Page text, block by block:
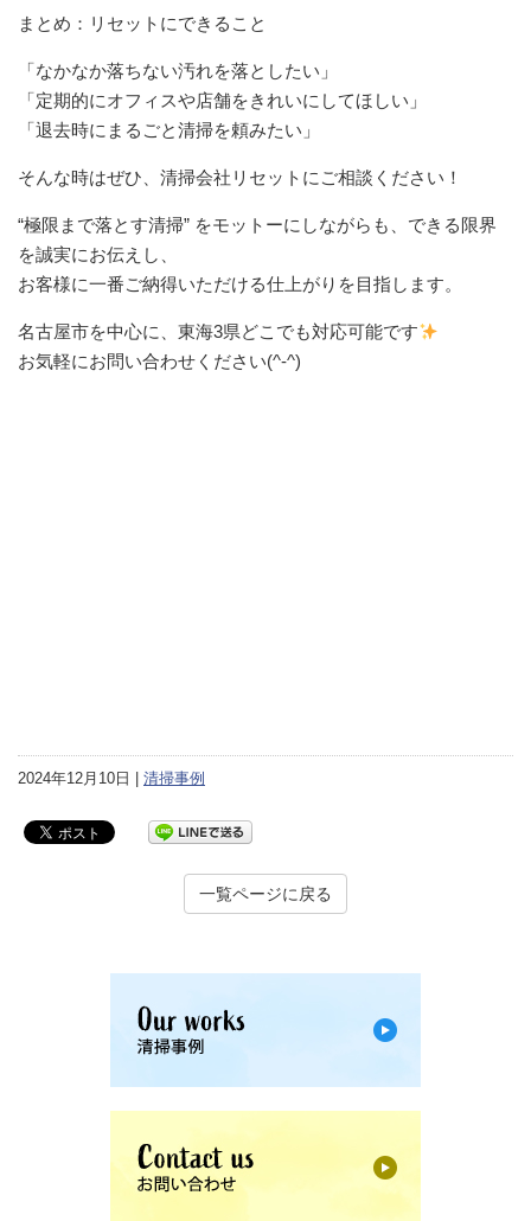
まとめ：リセットにできること
「なかなか落ちない汚れを落としたい」
「定期的にオフィスや店舗をきれいにしてほしい」
「退去時にまるごと清掃を頼みたい」
そんな時はぜひ、清掃会社リセットにご相談ください！
“極限まで落とす清掃” をモットーにしながらも、できる限界
を誠実にお伝えし、
お客様に一番ご納得いただける仕上がりを目指します。
名古屋市を中心に、東海3県どこでも対応可能です
お気軽にお問い合わせください(^-^)
2024年12月10日 | 清掃事例
一覧ページに戻る